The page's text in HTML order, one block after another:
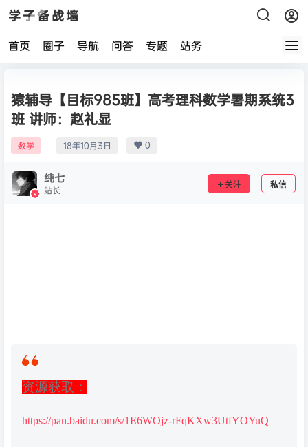
学子备战墙
首页 圈子 导航 问答 专题 站务
猿辅导【目标985班】高考理科数学暑期系统3
班 讲师：赵礼显
数学 18年10月3日 0
纯七
站长 关注 私信
资源获取：
https://pan.baidu.com/s/1E6WOjz-rFqKXw3UtfYOYuQ